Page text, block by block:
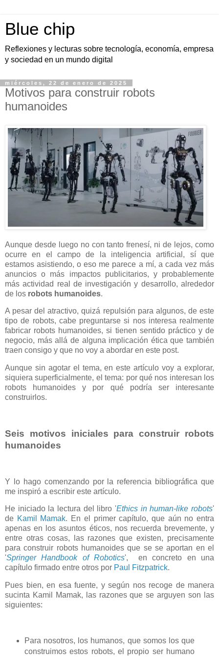
Blue chip
Reflexiones y lecturas sobre tecnología, economía, empresa
y sociedad en un mundo digital
miércoles, 22 de enero de 2025
Motivos para construir robots
humanoides
Aunque desde luego no con tanto frenesí, ni de lejos, como
ocurre en el campo de la inteligencia artificial, sí que
estamos asistiendo, o eso me parece a mí, a cada vez más
anuncios o más impactos publicitarios, y probablemente
más actividad real de investigación y desarrollo, alrededor
de los robots humanoides.
A pesar del atractivo, quizá repulsión para algunos, de este
tipo de robots, cabe preguntarse si nos interesa realmente
fabricar robots humanoides, si tienen sentido práctico y de
negocio, más allá de alguna implicación ética que también
traen consigo y que no voy a abordar en este post.
Aunque sin agotar el tema, en este artículo voy a explorar,
siquiera superficialmente, el tema: por qué nos interesan los
robots humanoides y por qué podría ser interesante
construirlos.
Seis motivos iniciales para construir robots
humanoides
Y lo hago comenzando por la referencia bibliográfica que
me inspiró a escribir este artículo.
He iniciado la lectura del libro 'Ethics in human-like robots'
de Kamil Mamak. En el primer capítulo, que aún no entra
apenas en los asuntos éticos, nos recuerda brevemente, y
entre otras cosas, las razones que existen, precisamente
para construir robots humanoides que se se aportan en el
'Springer Handbook of Robotics', en concreto en una
capítulo firmado entre otros por Paul Fitzpatrick.
Pues bien, en esa fuente, y según nos recoge de manera
sucinta Kamil Mamak, las razones que se arguyen son las
siguientes:
Para nosotros, los humanos, que somos los que
construimos estos robots, el propio ser humano